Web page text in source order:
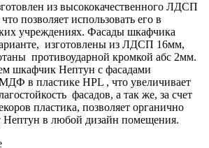
из высококачественного ЛДСП
позволяет использовать его в
учреждениях. Фасады шкафчика
изготовлены из ЛДСП 16мм,
противоударной кромкой абс 2мм.
шкафчик Нептун с фасадами
в пластике HPL , что увеличивает
фасадов, а так же, за счет
пластика, позволяет органично
Нептун в любой дизайн помещения.